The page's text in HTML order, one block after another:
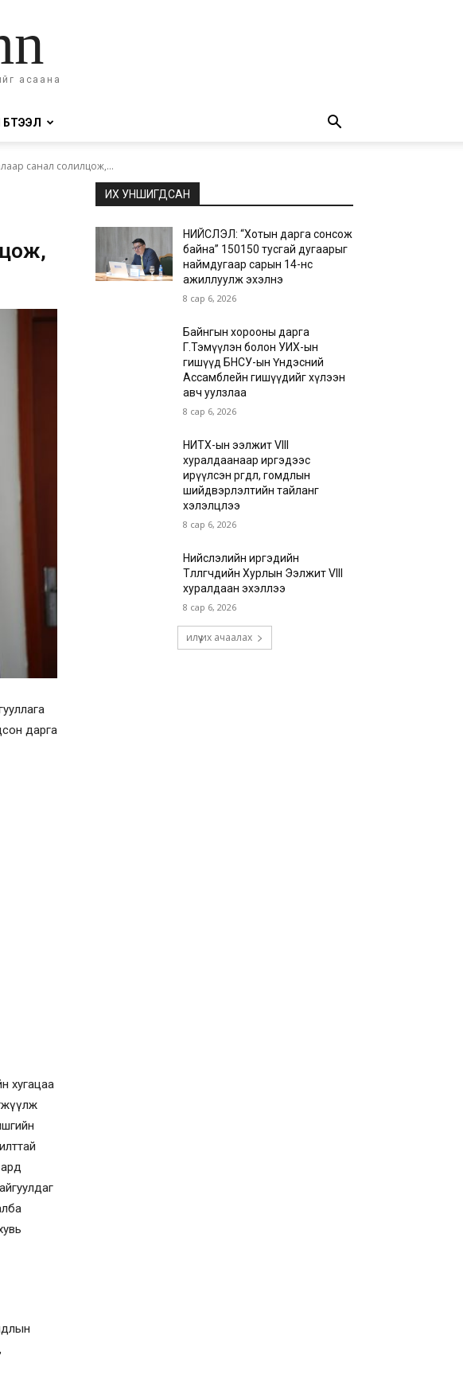
асаана
санал солилцож,...
дарга
хугацаа
ИХ УНШИГДСАН
НИЙСЛЭЛ: “Хотын дарга сонсож
байна” 150150 тусгай дугаарыг
наймдугаар сарын 14-нөөс
ажиллуулж эхэлнэ
8 сар 6, 2026
Байнгын хорооны дарга
Г.Тэмүүлэн болон УИХ-ын
гишүүд БНСУ-ын Үндэсний
Ассамблейн гишүүдийг хүлээн
авч уулзлаа
8 сар 6, 2026
НИТХ-ын ээлжит VIII
хуралдаанаар иргэдээс
ирүүлсэн өргөдөл, гомдлын
шийдвэрлэлтийн тайланг
хэлэлцлээ
8 сар 6, 2026
Нийслэлийн иргэдийн
Төлөөлөгчдийн Хурлын Ээлжит VIII
хуралдаан эхэллээ
8 сар 6, 2026
илүү их ачаалах